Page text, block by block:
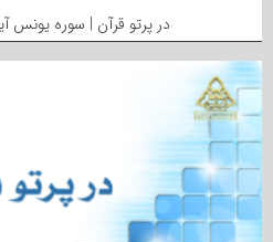
در پرتو قرآن | سوره یونس آیه 90 | دکتر